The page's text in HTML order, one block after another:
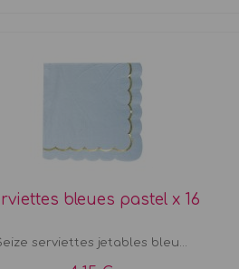
bleues pastel x 16
serviettes jetables bleu...